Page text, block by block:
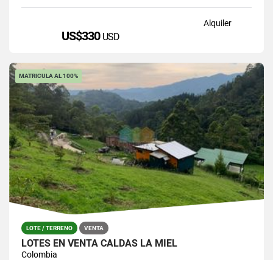
Alquiler
US$330 USD
MATRICULA AL 100%
LOTE / TERRENO VENTA
LOTES EN VENTA CALDAS LA MIEL
Colombia